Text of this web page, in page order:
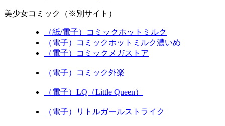
美少女コミック（※別サイト）
（紙/電子）コミックホットミルク
（電子）コミックホットミルク濃いめ
（電子）コミックメガストア
（電子）コミック外楽
（電子）LQ（Little Queen）
（電子）リトルガールストライク